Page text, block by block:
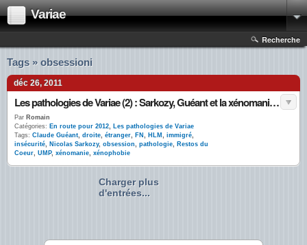
Variae
Recherche
Tags » obsessioni
déc 26, 2011
Les pathologies de Variae (2) : Sarkozy, Guéant et la xénomanie obsessionnelle
Par Romain
Catégories: En route pour 2012, Les pathologies de Variae
Tags: Claude Guéant, droite, étranger, FN , HLM , immigré,
insécurité, Nicolas Sarkozy, obsession, pathologie, Restos du
Coeur, UMP, xénomanie, xénophobie
Charger plus
d'entrées...